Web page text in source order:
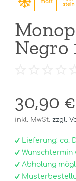
Negro
30,90 €
inkl. MwSt. zzgl.
Lieferung: ca.
Wunschtermin
Abholung